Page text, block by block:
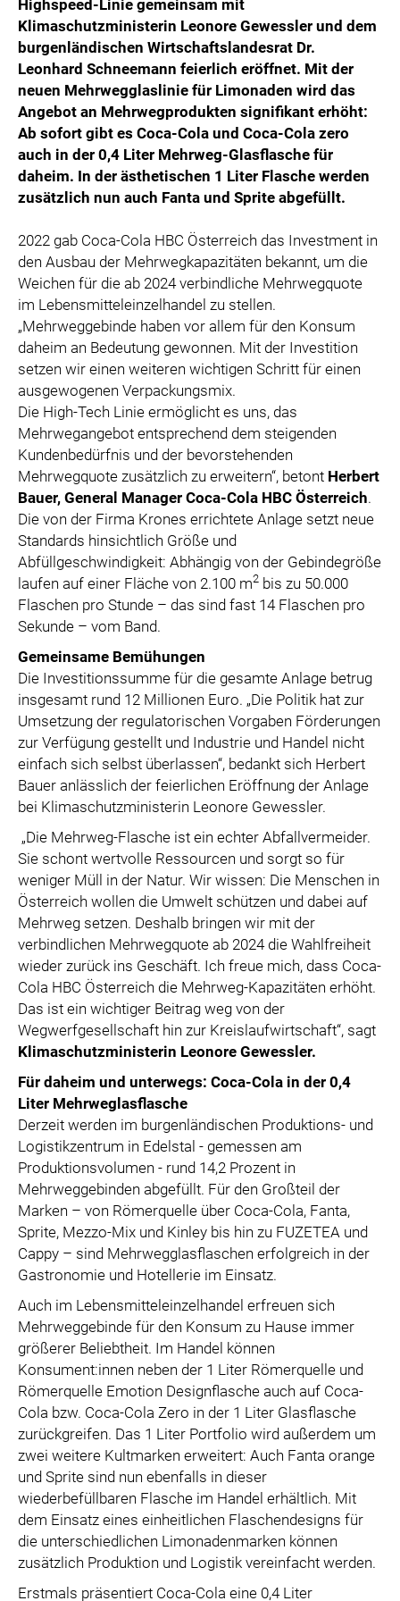
SPECIAL OLYMPICS ÖSTERREICH
MEDIA
COCA COLA
PRESSEKONTAKT
Highspeed-Linie gemeinsam mit
Klimaschutzministerin Leonore Gewessler und dem
burgenländischen Wirtschaftslandesrat Dr.
Leonhard Schneemann feierlich eröffnet. Mit der
neuen Mehrwegglaslinie für Limonaden wird das
Angebot an Mehrwegprodukten signifikant erhöht:
Ab sofort gibt es Coca-Cola und Coca-Cola zero
auch in der 0,4 Liter Mehrweg-Glasflasche für
daheim. In der ästhetischen 1 Liter Flasche werden
zusätzlich nun auch Fanta und Sprite abgefüllt.
2022 gab Coca-Cola HBC Österreich das Investment in
den Ausbau der Mehrwegkapazitäten bekannt, um die
Weichen für die ab 2024 verbindliche Mehrwegquote
im Lebensmitteleinzelhandel zu stellen.
„Mehrweggebinde haben vor allem für den Konsum
daheim an Bedeutung gewonnen. Mit der Investition
setzen wir einen weiteren wichtigen Schritt für einen
ausgewogenen Verpackungsmix.
Die High-Tech Linie ermöglicht es uns, das
Mehrwegangebot entsprechend dem steigenden
Kundenbedürfnis und der bevorstehenden
Mehrwegquote zusätzlich zu erweitern“, betont Herbert
Bauer, General Manager Coca-Cola HBC Österreich.
Die von der Firma Krones errichtete Anlage setzt neue
Standards hinsichtlich Größe und
Abfüllgeschwindigkeit: Abhängig von der Gebindegröße
laufen auf einer Fläche von 2.100 m2 bis zu 50.000
Flaschen pro Stunde – das sind fast 14 Flaschen pro
Sekunde – vom Band.
Gemeinsame Bemühungen
Die Investitionssumme für die gesamte Anlage betrug
insgesamt rund 12 Millionen Euro. „Die Politik hat zur
Umsetzung der regulatorischen Vorgaben Förderungen
zur Verfügung gestellt und Industrie und Handel nicht
einfach sich selbst überlassen“, bedankt sich Herbert
Bauer anlässlich der feierlichen Eröffnung der Anlage
bei Klimaschutzministerin Leonore Gewessler.
„Die Mehrweg-Flasche ist ein echter Abfallvermeider.
Sie schont wertvolle Ressourcen und sorgt so für
weniger Müll in der Natur. Wir wissen: Die Menschen in
Österreich wollen die Umwelt schützen und dabei auf
Mehrweg setzen. Deshalb bringen wir mit der
verbindlichen Mehrwegquote ab 2024 die Wahlfreiheit
wieder zurück ins Geschäft. Ich freue mich, dass Coca-
Cola HBC Österreich die Mehrweg-Kapazitäten erhöht.
Das ist ein wichtiger Beitrag weg von der
Wegwerfgesellschaft hin zur Kreislaufwirtschaft“, sagt
Klimaschutzministerin Leonore Gewessler.
Für daheim und unterwegs: Coca-Cola in der 0,4
Liter Mehrweglasflasche
Derzeit werden im burgenländischen Produktions- und
Logistikzentrum in Edelstal - gemessen am
Produktionsvolumen - rund 14,2 Prozent in
Mehrweggebinden abgefüllt. Für den Großteil der
Marken – von Römerquelle über Coca-Cola, Fanta,
Sprite, Mezzo-Mix und Kinley bis hin zu FUZETEA und
Cappy – sind Mehrwegglasflaschen erfolgreich in der
Gastronomie und Hotellerie im Einsatz.
Auch im Lebensmitteleinzelhandel erfreuen sich
Mehrweggebinde für den Konsum zu Hause immer
größerer Beliebtheit. Im Handel können
Konsument:innen neben der 1 Liter Römerquelle und
Römerquelle Emotion Designflasche auch auf Coca-
Cola bzw. Coca-Cola Zero in der 1 Liter Glasflasche
zurückgreifen. Das 1 Liter Portfolio wird außerdem um
zwei weitere Kultmarken erweitert: Auch Fanta orange
und Sprite sind nun ebenfalls in dieser
wiederbefüllbaren Flasche im Handel erhältlich. Mit
dem Einsatz eines einheitlichen Flaschendesigns für
die unterschiedlichen Limonadenmarken können
zusätzlich Produktion und Logistik vereinfacht werden.
Erstmals präsentiert Coca-Cola eine 0,4 Liter